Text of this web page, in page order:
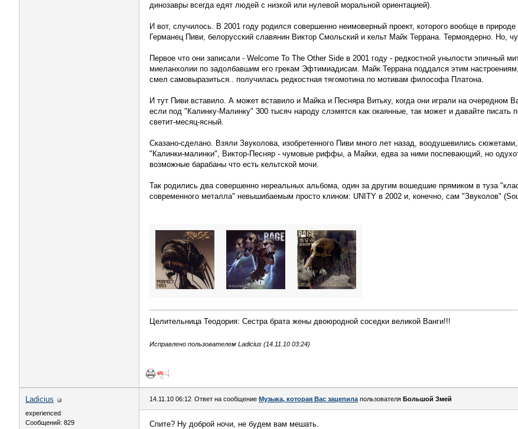
динозавры всегда едят людей с низкой или нулевой моральной ориентацией).
И вот, случилось. В 2001 году родился совершенно неимоверный проект, которого вообще в
Германец Пиви, белорусский славянин Виктор Смольский и кельт Майк Террана. Термоядерно. Но,
Первое что они записали - Welcome To The Other Side в 2001 году - редкостной унылости эпичный
миеланхолии по задолбавшим его грекам Эфтимиадисам. Майк Террана поддался этим
смел самовыразиться.. получилась редкостная тягомотина по мотивам философа Платона.
И тут Пиви вставило. А может вставило и Майка и Песняра Витьку, когда они играли на очередном
если под "Калинку-Малинку" 300 тысяч народу слэмятся как окаянные, так может и давайте писать
светит-месяц-ясный.
Сказано-сделано. Взяли Звуколова, изобретенного Пиви много лет назад, воодушевились
"Калинки-малинки", Виктор-Песняр - чумовые риффы, а Майки, едва за ними поспевающий, но
возможные барабаны что есть кельтской мочи.
Так родились два совершенно нереальных альбома, один за другим вошедшие прямиком в туза
современного металла" невышибаемым просто клином: UNITY в 2002 и, конечно, сам "Звуколов"
Целительница Теодория: Сестра брата жены двоюродной соседки великой Ванги!!!
Исправлено пользователем Ladicius (14.11.10 03:24)
Ladicius
experienced
Сообщений: 829
14.11.10 06:12 Ответ на сообщение Музыка, которая Вас зацепила пользователя Большой Змей
Спите? Ну доброй ночи, не будем вам мешать.